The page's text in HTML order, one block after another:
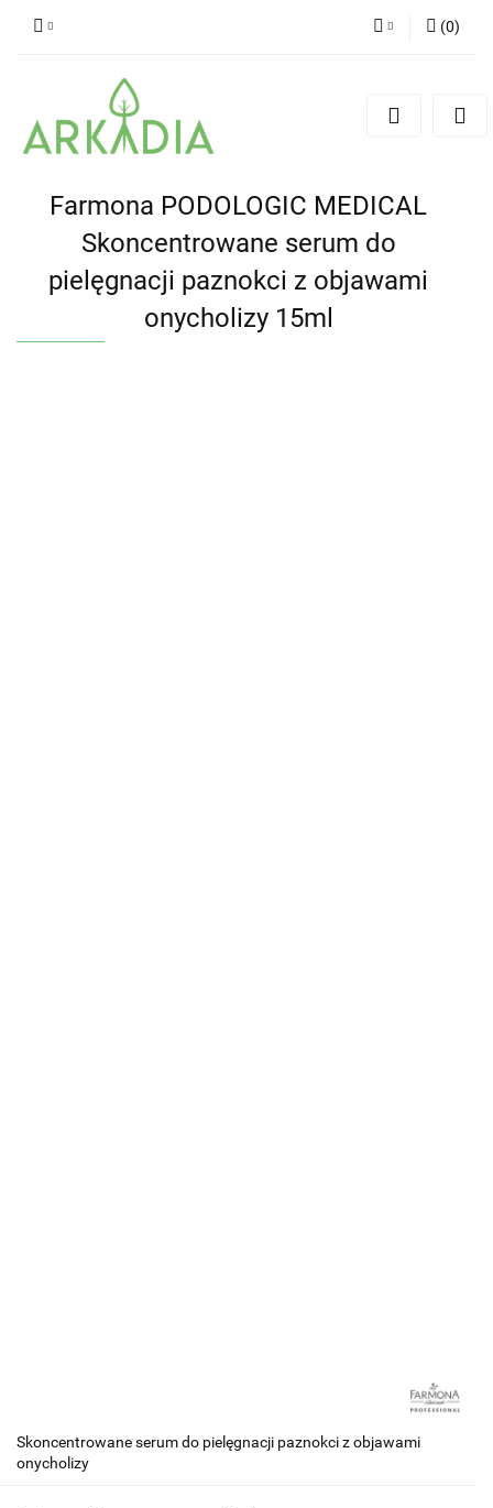
(0)
Farmona PODOLOGIC MEDICAL
Skoncentrowane serum do
pielęgnacji paznokci z objawami
onycholizy 15ml
Skoncentrowane serum do pielęgnacji paznokci z objawami
onycholizy